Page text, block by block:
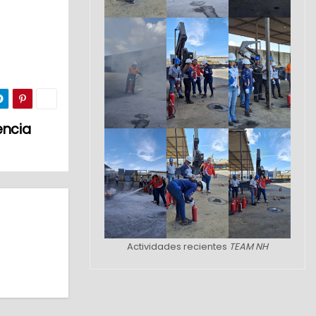
Actividades recientes TEAM NH